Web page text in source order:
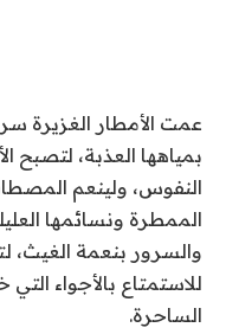
عمت الأمطار الغزيرة
بمياهها العذبة، لتصبح
النفوس، ولينعم
الممطرة ونسائمها
والسرور بنعمة الغيث،
للاستمتاع بالأجواء
الساحرة.